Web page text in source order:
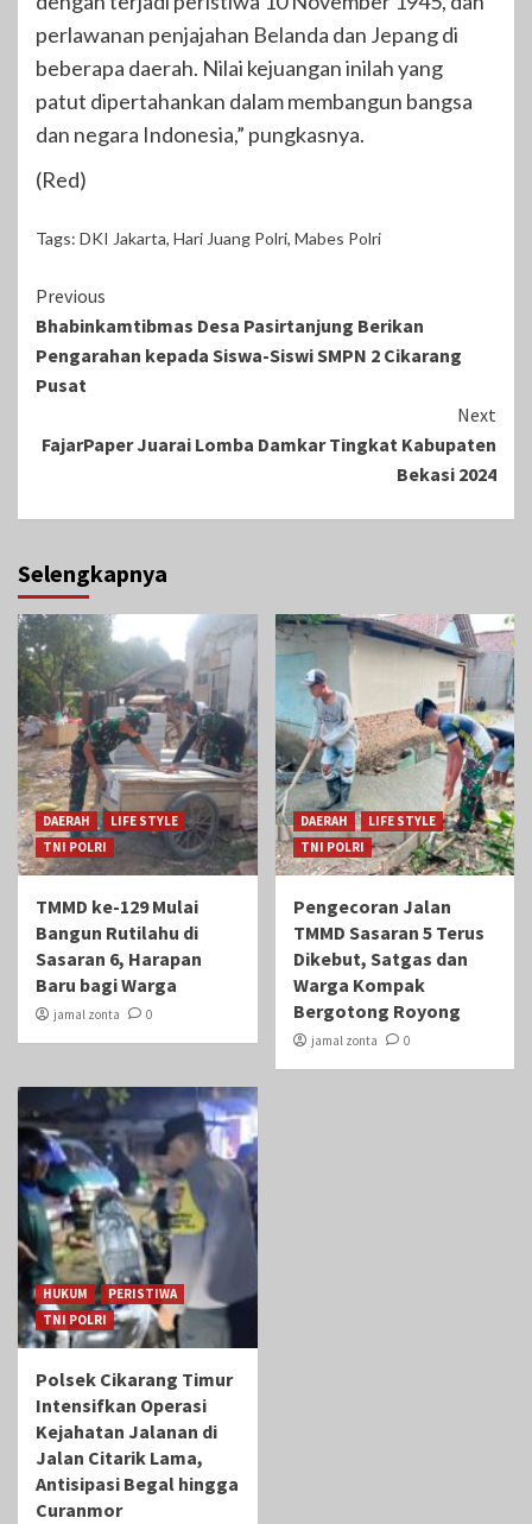
perlawanan penjajahan Belanda dan Jepang di
beberapa daerah. Nilai kejuangan inilah yang
patut dipertahankan dalam membangun bangsa
dan negara Indonesia,” pungkasnya.
(Red)
Tags: DKI Jakarta, Hari Juang Polri, Mabes Polri
Continue
Reading
Previous
Bhabinkamtibmas Desa Pasirtanjung Berikan
Pengarahan kepada Siswa-Siswi SMPN 2 Cikarang
Pusat
Next
FajarPaper Juarai Lomba Damkar Tingkat Kabupaten
Bekasi 2024
Selengkapnya
DAERAH
LIFE STYLE
TNI POLRI
TMMD ke-129 Mulai
Bangun Rutilahu di
Sasaran 6, Harapan
Baru bagi Warga
jamal zonta 0
DAERAH
LIFE STYLE
TNI POLRI
Pengecoran Jalan
TMMD Sasaran 5 Terus
Dikebut, Satgas dan
Warga Kompak
Bergotong Royong
jamal zonta 0
HUKUM
PERISTIWA
TNI POLRI
Polsek Cikarang Timur
Intensifkan Operasi
Kejahatan Jalanan di
Jalan Citarik Lama,
Antisipasi Begal hingga
Curanmor